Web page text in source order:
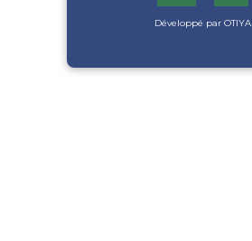
Développé par OTIYA